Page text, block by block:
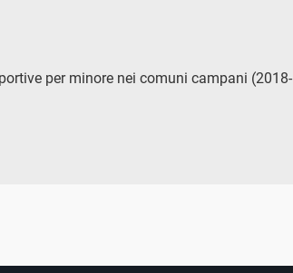
per minore nei comuni campani (2018-